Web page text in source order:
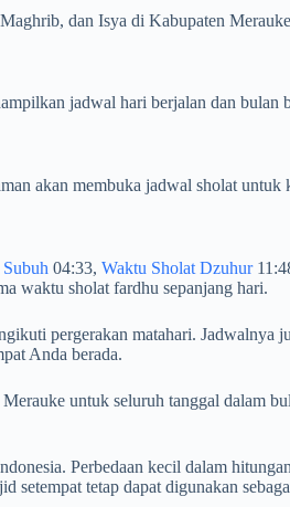
dan Isya di Kabupaten
jadwal hari berjalan dan bulan
akan membuka jadwal sholat
04:33, Waktu Sholat Dzuhur
waktu sholat fardhu sepanjang hari.
pergerakan matahari. Jadwalnya
Anda berada.
untuk seluruh tanggal dalam
Perbedaan kecil dalam
setempat tetap dapat digunakan